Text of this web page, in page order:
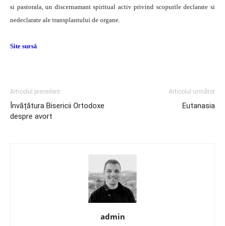
si pastorala, un discernamant spiritual activ privind scopurile declarate si
nedeclarate ale transplantului de organe.
Site sursă
Articolul precedent
Învățătura Bisericii Ortodoxe
despre avort
Articolul următor
Eutanasia
admin